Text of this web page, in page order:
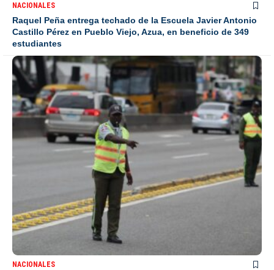
NACIONALES
Raquel Peña entrega techado de la Escuela Javier Antonio
Castillo Pérez en Pueblo Viejo, Azua, en beneficio de 349
estudiantes
NACIONALES